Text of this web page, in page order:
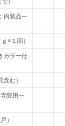
内装品一
×１回）
カラー仕
む）
院用一
）